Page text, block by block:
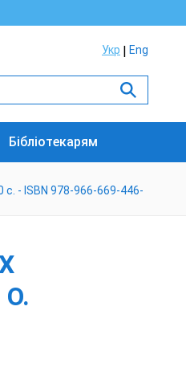
Укр Eng
Бібліотекарям
с. - ISBN 978-966-669-446-